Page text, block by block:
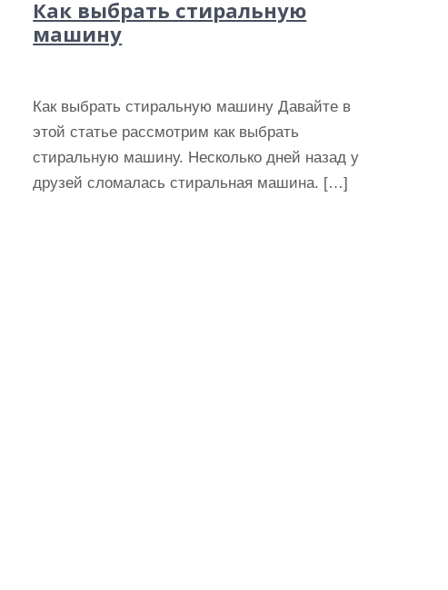
Как выбрать стиральную
машину
Как выбрать стиральную машину Давайте в
этой статье рассмотрим как выбрать
стиральную машину. Несколько дней назад у
друзей сломалась стиральная машина. […]